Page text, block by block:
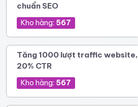
chuẩn SEO
Kho hàng: 567
Tăng 1000 lượt traffic website,
20% CTR
Kho hàng: 567